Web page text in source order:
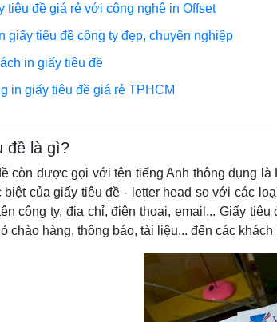
tiêu đề giá rẻ với công nghệ in Offset
giấy tiêu đề công ty đẹp, chuyên nghiệp
in giấy tiêu đề
in giấy tiêu đề giá rẻ TPHCM
đề là gì?
còn được gọi với tên tiếng Anh thông dụng
của giấy tiêu đề - letter head so với các
công ty, địa chỉ, điện thoại, email... Giấy
chào hàng, thông báo, tài liệu... đến các khách